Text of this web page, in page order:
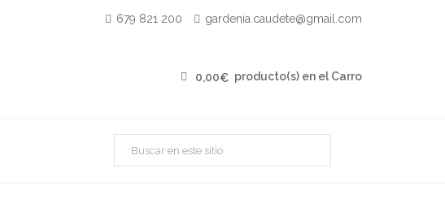
679 821 200 gardenia.caudete@gmail.com
0,00€ producto(s) en el Carro